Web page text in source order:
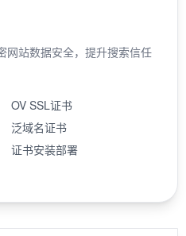
网站数据安全，提升搜索信任
OV SSL证书
泛域名证书
证书安装部署